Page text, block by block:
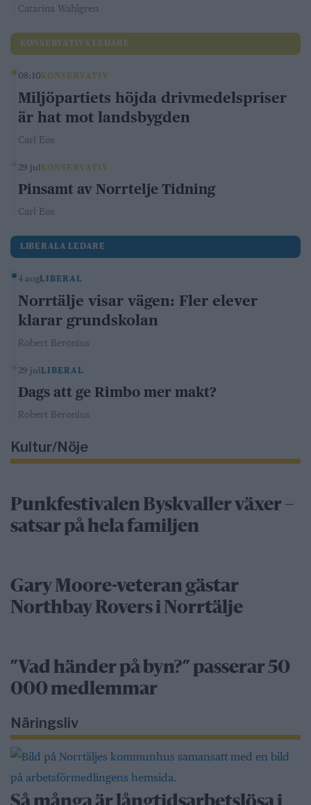
Catarina Wahlgren
KONSERVATIVA LEDARE
08:10 KONSERVATIV
Miljöpartiets höjda drivmedelspriser
är hat mot landsbygden
Carl Eos
29 jul KONSERVATIV
Pinsamt av Norrtelje Tidning
Carl Eos
LIBERALA LEDARE
4 augLIBERAL
Norrtälje visar vägen: Fler elever
klarar grundskolan
Robert Beronius
29 julLIBERAL
Dags att ge Rimbo mer makt?
Robert Beronius
Kultur/Nöje
Punkfestivalen Byskvaller växer –
satsar på hela familjen
Gary Moore-veteran gästar
Northbay Rovers i Norrtälje
”Vad händer på byn?” passerar 50
000 medlemmar
Näringsliv